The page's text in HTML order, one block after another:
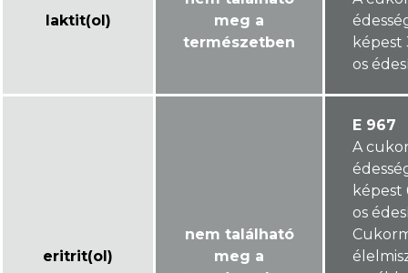
laktit(ol)
meg a
természetben
képest
os
eritrit(ol)
nem található
meg a
E 967
A
képest
os